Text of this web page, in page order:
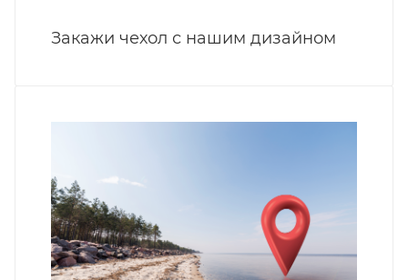
Закажи чехол с нашим дизайном